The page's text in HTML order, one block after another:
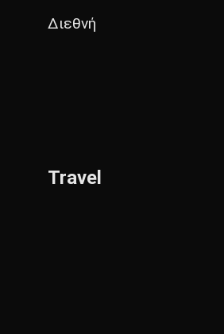
Διεθνή
Travel